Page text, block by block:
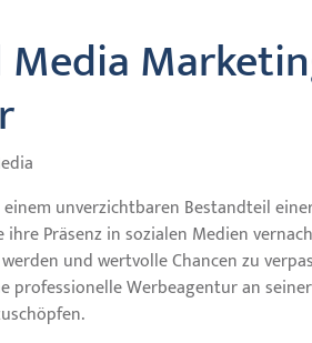
Media
unverzichtbaren Bestandteil
Präsenz in sozialen Medien
und wertvolle Chancen zu
Werbeagentur an